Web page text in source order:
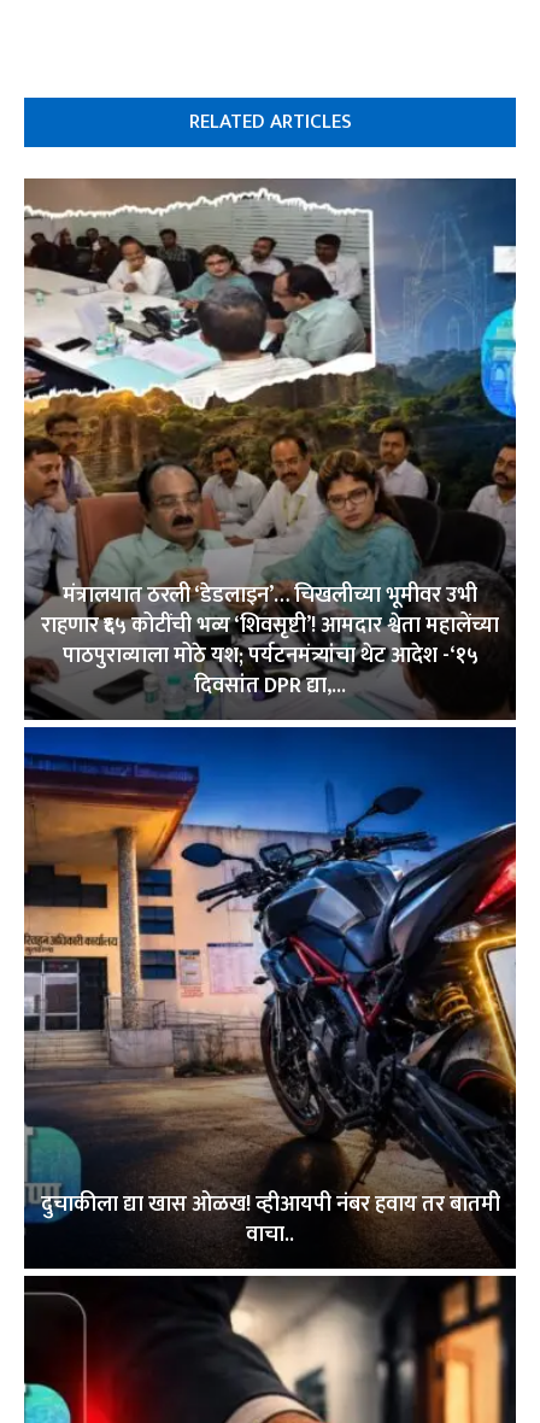
RELATED ARTICLES
मंत्रालयात ठरली ‘डेडलाइन’… चिखलीच्या भूमीवर उभी
राहणार ₹६५ कोटींची भव्य ‘शिवसृष्टी’! आमदार श्वेता महालेंच्या
पाठपुराव्याला मोठे यश; पर्यटनमंत्र्यांचा थेट आदेश -‘१५
दिवसांत DPR द्या,...
दुचाकीला द्या खास ओळख! व्हीआयपी नंबर हवाय तर बातमी
वाचा..